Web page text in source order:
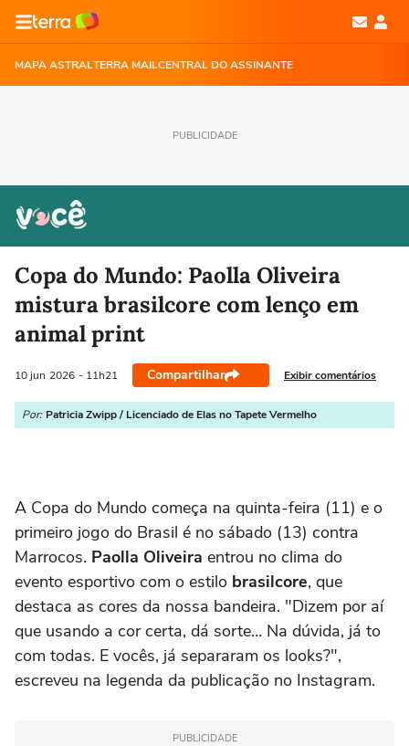
MAPA ASTRALTERRA MAILCENTRAL DO ASSINANTE
PUBLICIDADE
Copa do Mundo: Paolla Oliveira
mistura brasilcore com lenço em
animal print
10 jun 2026 - 11h21 Compartilhar Exibir comentários
Por: Patricia Zwipp / Licenciado de Elas no Tapete Vermelho
A Copa do Mundo começa na quinta-feira (11) e o
primeiro jogo do Brasil é no sábado (13) contra
Marrocos. Paolla Oliveira entrou no clima do
evento esportivo com o estilo brasilcore, que
destaca as cores da nossa bandeira. "Dizem por aí
que usando a cor certa, dá sorte… Na dúvida, já to
com todas. E vocês, já separaram os looks?",
escreveu na legenda da publicação no Instagram.
PUBLICIDADE